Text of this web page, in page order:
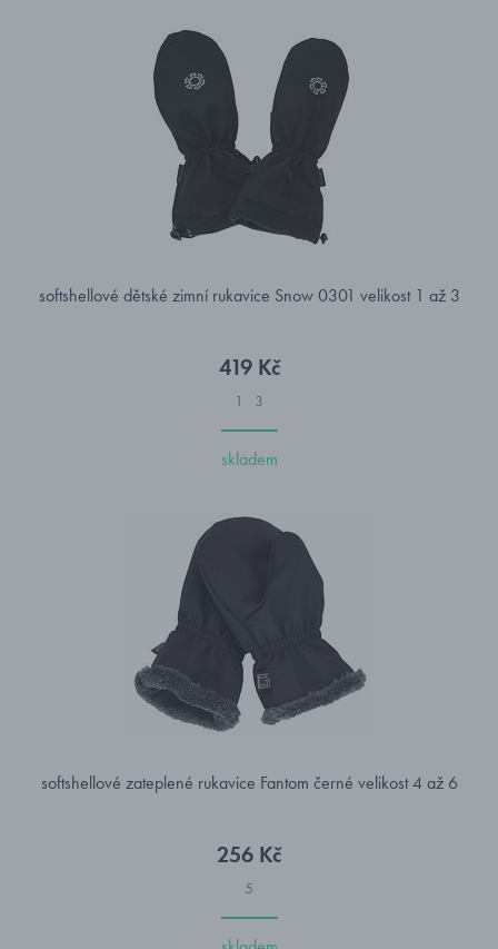
softshellové dětské zimní rukavice Snow 0301 velikost 1 až 3
419 Kč
1 3
skladem
softshellové zateplené rukavice Fantom černé velikost 4 až 6
256 Kč
5